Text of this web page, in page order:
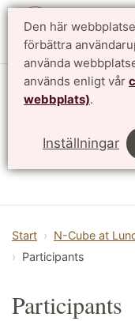
Den här
förbättra
använda
används enligt vår
webbplats).
Inställningar
LTH, Lunds
Start N-Cube at
Participants
Participants